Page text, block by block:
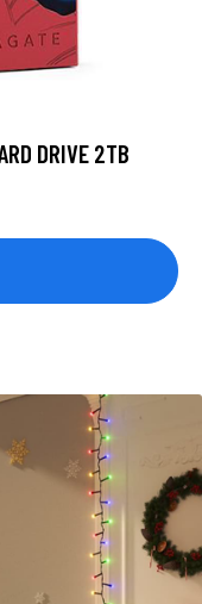
DRIVE 2TB